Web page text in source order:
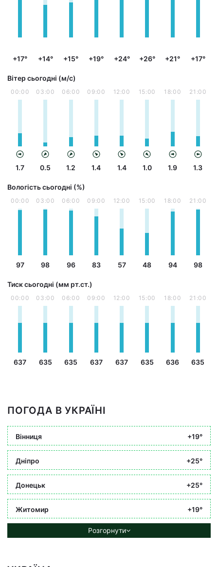
+17° +14° +15° +19° +24° +26° +21° +17°
Вітер сьогодні (м/с)
00:00
1.7
03:00
0.5
06:00
1.2
09:00
1.4
12:00
1.4
15:00
1.0
18:00
1.9
21:00
1.3
Вологість сьогодні (%)
00:00
97
03:00
98
06:00
96
09:00
83
12:00
57
15:00
48
18:00
94
21:00
98
Тиск сьогодні (мм рт.ст.)
00:00
637
03:00
635
06:00
635
09:00
637
12:00
637
15:00
635
18:00
636
21:00
635
ПОГОДА В УКРАЇНІ
Вінниця +19°
Дніпро +25°
Донецьк +25°
Житомир +19°
Розгорнути